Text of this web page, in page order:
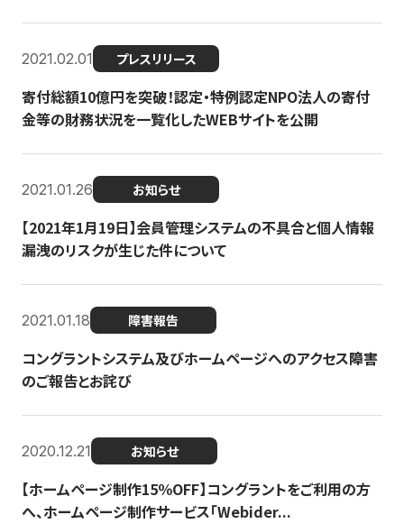
2021.02.01 プレスリリース
寄付総額10億円を突破！認定・特例認定NPO法人の寄付
金等の財務状況を一覧化したWEBサイトを公開
2021.01.26 お知らせ
【2021年1月19日】会員管理システムの不具合と個人情報
漏洩のリスクが生じた件について
2021.01.18 障害報告
コングラントシステム及びホームページへのアクセス障害
のご報告とお詫び
2020.12.21 お知らせ
【ホームページ制作15％OFF】コングラントをご利用の方
へ、ホームページ制作サービス「Webider...